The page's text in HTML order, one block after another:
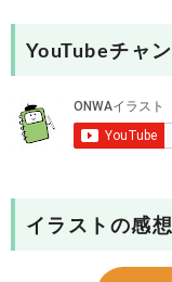
YouTubeチャ
イラストの感